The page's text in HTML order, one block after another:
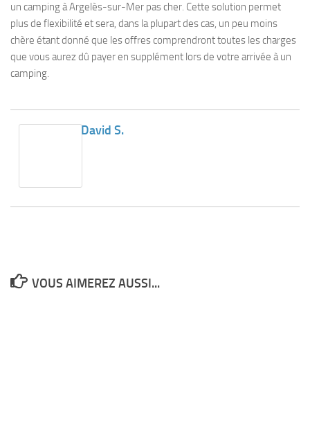
un camping à Argelès-sur-Mer pas cher. Cette solution permet
plus de flexibilité et sera, dans la plupart des cas, un peu moins
chère étant donné que les offres comprendront toutes les charges
que vous aurez dû payer en supplément lors de votre arrivée à un
camping.
David S.
VOUS AIMEREZ AUSSI...